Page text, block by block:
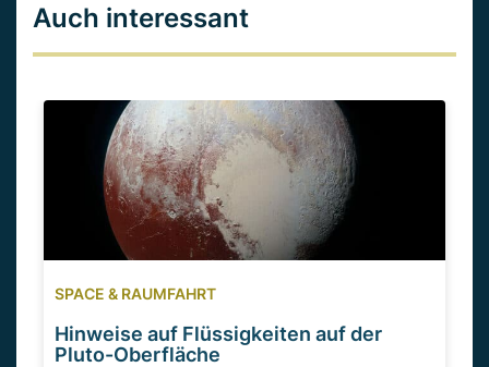
Auch interessant
SPACE & RAUMFAHRT
Hinweise auf Flüssigkeiten auf der
Pluto-Oberfläche